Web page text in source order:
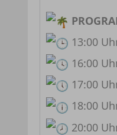
13:00
16:00
17:00
18:00
20:00